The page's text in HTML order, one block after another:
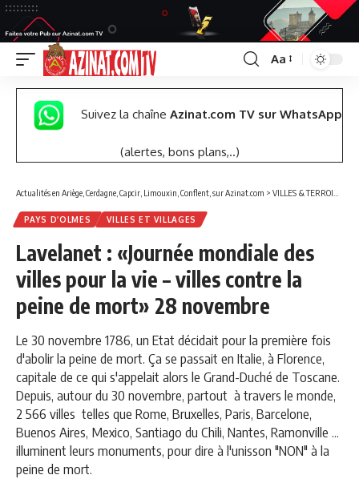
Font
Resizer
Aa
Suivez la chaîne Azinat.com TV sur WhatsApp
(alertes, bons plans,..)
Actualités en Ariège, Cerdagne, Capcir, Limouxin, Conflent, sur Azinat.com > VILLES & TERROIRS DES PYRÉNÉES EST
PAYS D’OLMES VILLES ET VILLAGES
Lavelanet : «Journée mondiale des
villes pour la vie – villes contre la
peine de mort» 28 novembre
Le 30 novembre 1786, un Etat décidait pour la première fois
d'abolir la peine de mort. Ça se passait en Italie, à Florence,
capitale de ce qui s'appelait alors le Grand-Duché de Toscane.
Depuis, autour du 30 novembre, partout à travers le monde,
2 566 villes telles que Rome, Bruxelles, Paris, Barcelone,
Buenos Aires, Mexico, Santiago du Chili, Nantes, Ramonville ...
illuminent leurs monuments, pour dire à l'unisson "NON" à la
peine de mort.